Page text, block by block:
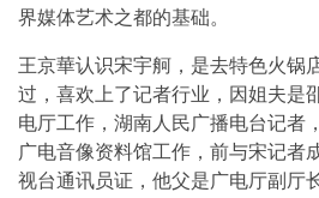
界媒体艺术之都的基础。
王京華认识宋宇舸，是去特色火锅
过，喜欢上了记者行业，因姐夫是
电厅工作，湖南人民广播电台记者
广电音像资料馆工作，前与宋记者
视台通讯员证，他父是广电厅副厅